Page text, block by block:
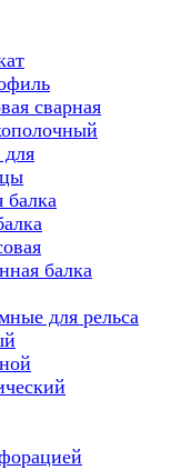
сварная
балка
балка
для рельса